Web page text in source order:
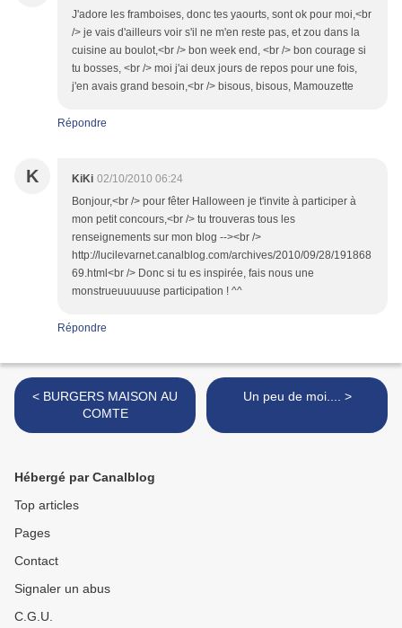
J'adore les framboises, donc tes yaourts, sont ok pour moi,<br
/> je vais d'ailleurs voir s'il ne m'en reste pas, et zou dans la
cuisine au boulot,<br /> bon week end, <br /> bon courage si
tu bosses, <br /> moi j'ai deux jours de repos pour une fois,
j'en avais grand besoin,<br /> bisous, bisous, Mamouzette
Répondre
K KiKi 02/10/2010 06:24
Bonjour,<br /> pour fêter Halloween je t'invite à participer à
mon petit concours,<br /> tu trouveras tous les
renseignements sur mon blog --><br />
http://lucilevarnet.canalblog.com/archives/2010/09/28/191868
69.html<br /> Donc si tu es inspirée, fais nous une
monstrueuuuuuse participation ! ^^
Répondre
< BURGERS MAISON AU
COMTE
Un peu de moi.... >
Hébergé par Canalblog
Top articles
Pages
Contact
Signaler un abus
C.G.U.